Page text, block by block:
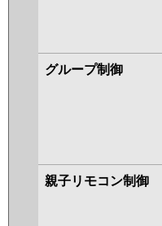
グループ制御
親子リモコン制御